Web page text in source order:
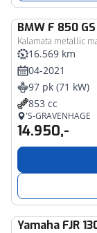
BMW F 850
Kalamata metallic
16.569 km
04-2021
97 pk (71 kW)
853 cc
'S-GRAVENHAGE
14.950,-
Yamaha FJR